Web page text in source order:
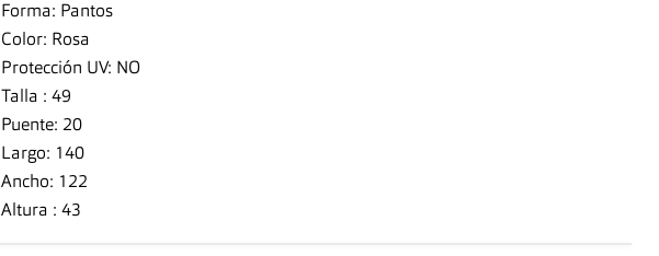
Forma: Pantos
Color: Rosa
Protección UV: NO
Talla : 49
Puente: 20
Largo: 140
Ancho: 122
Altura : 43